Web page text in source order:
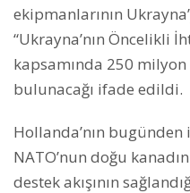
ekipmanlarının
“Ukrayna’nın Öncelikli
kapsamında 250 milyon
bulunacağı ifade edildi.
Hollanda’nın
NATO’nun doğu
destek akışının